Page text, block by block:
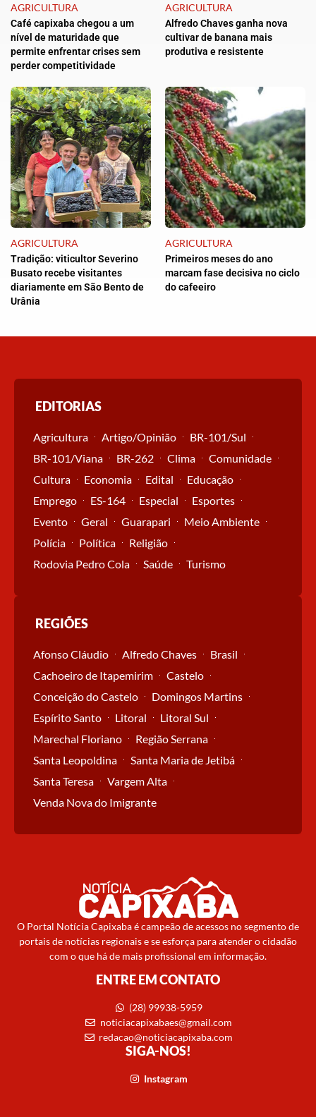
AGRICULTURA
Café capixaba chegou a um
nível de maturidade que
permite enfrentar crises sem
perder competitividade
AGRICULTURA
Alfredo Chaves ganha nova
cultivar de banana mais
produtiva e resistente
AGRICULTURA
Tradição: viticultor Severino
Busato recebe visitantes
diariamente em São Bento de
Urânia
AGRICULTURA
Primeiros meses do ano
marcam fase decisiva no ciclo
do cafeeiro
EDITORIAS
Agricultura Artigo/Opinião
BR-101/Sul
BR-101/Viana
BR-262 Clima
Comunidade
Cultura
Economia Edital
Educação
Emprego
ES-164 Especial
Esportes
Evento
Geral Guarapari
Meio Ambiente
Polícia
Política
Religião
Rodovia Pedro Cola
Saúde Turismo
REGIÕES
Afonso Cláudio Alfredo Chaves
Brasil
Cachoeiro de Itapemirim
Castelo
Conceição do Castelo
Domingos Martins
Espírito Santo
Litoral
Litoral Sul
Marechal Floriano
Região Serrana
Santa Leopoldina
Santa Maria de Jetibá
Santa Teresa
Vargem Alta
Venda Nova do Imigrante
O Portal Notícia Capixaba é campeão de acessos no segmento de
portais de notícias regionais e se esforça para atender o cidadão
com o que há de mais profissional em informação.
ENTRE EM CONTATO
(28) 99938-5959
noticiacapixabaes@gmail.com
redacao@noticiacapixaba.com
SIGA-NOS!
Instagram